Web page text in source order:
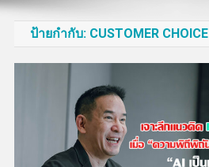
ป้ายกำกับ: CUSTOMER CHOICE